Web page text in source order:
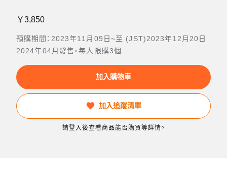
￥3,850
預購期間：2023年11月09日~至 (JST)2023年12月20日
2024年04月發售・每人限購3個
加入購物車
加入追蹤清單
請登入後查看商品能否購買等詳情。